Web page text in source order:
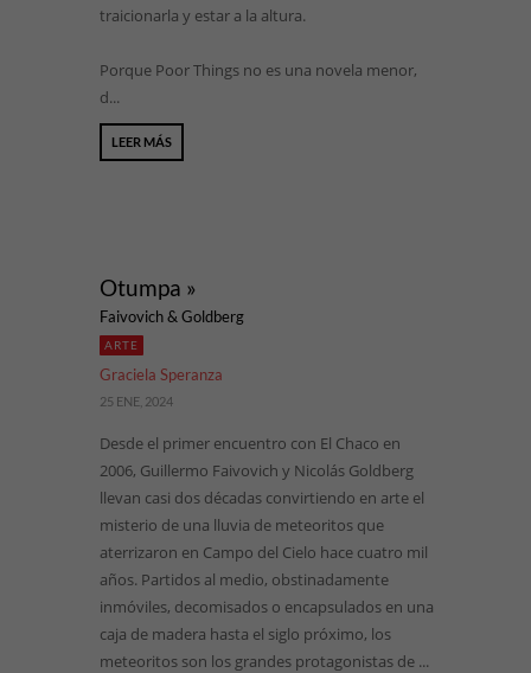
traicionarla y estar a la altura.
Porque Poor Things no es una novela menor,
d...
LEER MÁS
Otumpa »
Faivovich & Goldberg
ARTE
Graciela Speranza
25 ENE, 2024
Desde el primer encuentro con El Chaco en
2006, Guillermo Faivovich y Nicolás Goldberg
llevan casi dos décadas convirtiendo en arte el
misterio de una lluvia de meteoritos que
aterrizaron en Campo del Cielo hace cuatro mil
años. Partidos al medio, obstinadamente
inmóviles, decomisados o encapsulados en una
caja de madera hasta el siglo próximo, los
meteoritos son los grandes protagonistas de ...